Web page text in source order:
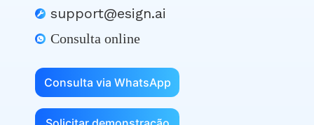
support@esign.ai
Consulta online
Consulta via WhatsApp